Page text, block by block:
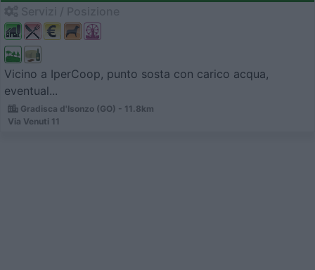
Vicino a IperCoop, punto sosta con carico acqua,
eventual...
Gradisca d'Isonzo (GO) - 11.8km
Via Venuti 11